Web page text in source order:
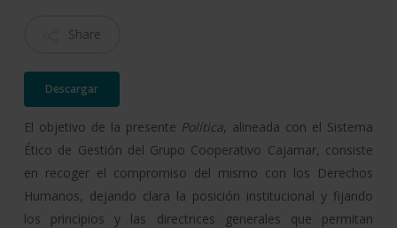
Share
Descargar
El objetivo de la presente Política, alineada con el Sistema
Ético de Gestión del Grupo Cooperativo Cajamar, consiste
en recoger el compromiso del mismo con los Derechos
Humanos, dejando clara la posición institucional y fijando
los principios y las directrices generales que permitan